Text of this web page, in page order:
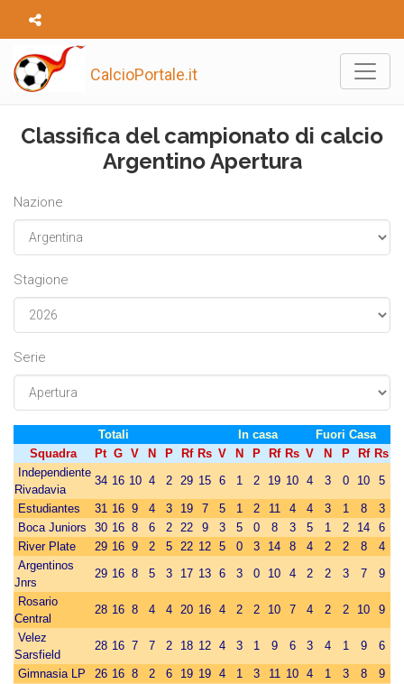
CalcioPortale.it
Classifica del campionato di calcio
Argentino Apertura
Nazione
Stagione
Serie
Totali In casa
Fuori Casa
Squadra
Pt G V N P Rf Rs V N P Rf Rs V N P Rf Rs
Independiente
Rivadavia
34 16 10 4 2 29 15 6 1 2 19 10 4 3 0 10 5
Estudiantes 31 16 9 4 3 19 7 5 1 2 11 4 4 3 1 8
3
Boca Juniors
30 16 8 6 2 22 9 3 5 0 8 3 5 1 2 14
6
River Plate
29 16 9 2 5 22 12 5 0 3 14 8 4 2 2 8
4
Argentinos
Jnrs
29 16 8 5 3 17 13 6 3 0 10 4 2 2 3 7 9
Rosario
Central
28 16 8 4 4 20 16 4 2 2 10 7 4 2 2 10 9
Velez
Sarsfield
28 16 7 7 2 18 12 4 3 1 9 6 3 4 1 9 6
Gimnasia LP 26 16 8 2 6 19 19 4 1 3 11 10 4 1 3 8
9